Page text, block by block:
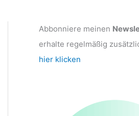
Abbonniere meinen
erhalte regelmäßig
hier klicken